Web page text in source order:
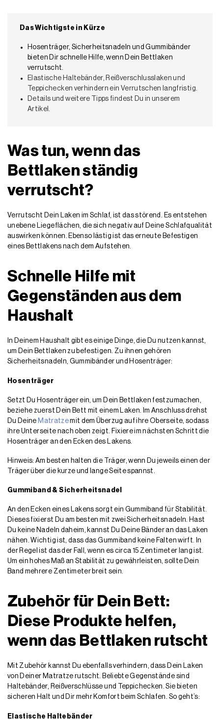
Das Wichtigste in Kürze
Hosenträger, Sicherheitsnadeln und Gummibänder
bieten Dir schnelle Hilfe, wenn Dein Bettlaken
verrutscht.
Elastische Haltebänder, Reißverschlusslaken und
Teppichecken verhindern ein Verrutschen langfristig.
Details und weitere Tipps findest Du in unserem
Artikel.
Was tun, wenn das
Bettlaken ständig
verrutscht?
Verrutscht Dein Laken im Schlaf, ist das störend. Es entstehen
unebene Liegeflächen, die sich negativ auf Deine Schlafqualität
auswirken können. Ebenso lästig ist das erneute Befestigen
eines Bettlakens nach dem Aufstehen.
Schnelle Hilfe mit
Gegenständen aus dem
Haushalt
In Deinem Haushalt gibt es einige Dinge, die Du nutzen kannst,
um Dein Bettlaken zu befestigen. Zu ihnen gehören
Sicherheitsnadeln, Gummibänder und Hosenträger:
Hosenträger
Setzt Du Hosenträger ein, um Dein Bettlaken festzumachen,
beziehe zuerst Dein Bett mit einem Laken. Im Anschluss drehst
Du Deine Matratzemit dem Überzug auf ihre Oberseite, sodass
ihre Unterseite nach oben zeigt. Fixiere im nächsten Schritt die
Hosenträger an den Ecken des Lakens.
Hinweis: Am besten halten die Träger, wenn Du jeweils einen der
Träger über die kurze und lange Seite spannst.
Gummiband & Sicherheitsnadel
An den Ecken eines Lakens sorgt ein Gummiband für Stabilität.
Dieses fixierst Du am besten mit zwei Sicherheitsnadeln. Hast
Du keine Nadeln daheim, kannst Du Deine Bänder an das Laken
nähen. Wichtig ist, dass das Gummiband keine Falten wirft. In
der Regel ist das der Fall, wenn es circa 15 Zentimeter lang ist.
Um ein hohes Maß an Stabilität zu gewährleisten, sollte Dein
Band mehrere Zentimeter breit sein.
Zubehör für Dein Bett:
Diese Produkte helfen,
wenn das Bettlaken rutscht
Mit Zubehör kannst Du ebenfalls verhindern, dass Dein Laken
von Deiner Matratze rutscht. Beliebte Gegenstände sind
Haltebänder, Reißverschlüsse und Teppichecken. Sie bieten
sicheren Halt und Dir mehr Komfort beim Schlafen. So geht’s:
Elastische Haltebänder